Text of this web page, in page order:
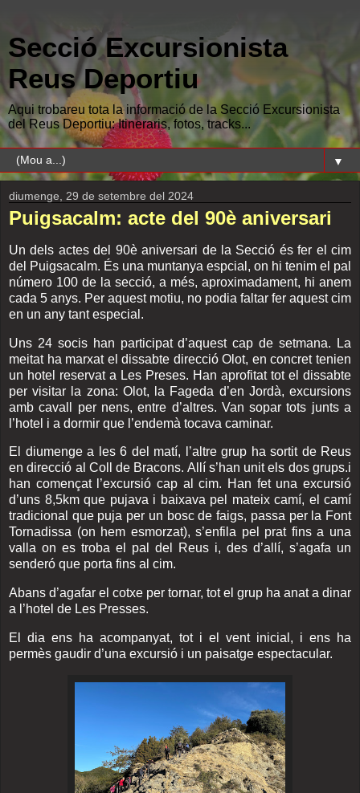
Secció Excursionista
Reus Deportiu
Aqui trobareu tota la informació de la Secció Excursionista
del Reus Deportiu: Itineraris, fotos, tracks...
▼
diumenge, 29 de setembre del 2024
Puigsacalm: acte del 90è aniversari
Un dels actes del 90è aniversari de la Secció és fer el cim
del Puigsacalm. És una muntanya espcial, on hi tenim el pal
número 100 de la secció, a més, aproximadament, hi anem
cada 5 anys. Per aquest motiu, no podia faltar fer aquest cim
en un any tant especial.
Uns 24 socis han participat d’aquest cap de setmana. La
meitat ha marxat el dissabte direcció Olot, en concret tenien
un hotel reservat a Les Preses. Han aprofitat tot el dissabte
per visitar la zona: Olot, la Fageda d’en Jordà, excursions
amb cavall per nens, entre d’altres. Van sopar tots junts a
l’hotel i a dormir que l’endemà tocava caminar.
El diumenge a les 6 del matí, l’altre grup ha sortit de Reus
en direcció al Coll de Bracons. Allí s’han unit els dos grups.i
han començat l’excursió cap al cim. Han fet una excursió
d’uns 8,5km que pujava i baixava pel mateix camí, el camí
tradicional que puja per un bosc de faigs, passa per la Font
Tornadissa (on hem esmorzat), s’enfila pel prat fins a una
valla on es troba el pal del Reus i, des d’allí, s’agafa un
senderó que porta fins al cim.
Abans d’agafar el cotxe per tornar, tot el grup ha anat a dinar
a l’hotel de Les Presses.
El dia ens ha acompanyat, tot i el vent inicial, i ens ha
permès gaudir d’una excursió i un paisatge espectacular.